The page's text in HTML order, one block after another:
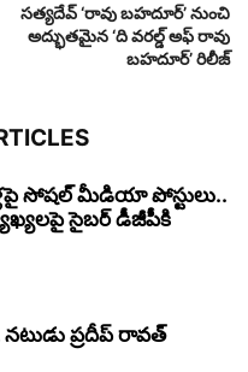
సత్యదేవ్ ‘రావు బహదూర్’ నుంచి
అద్భుతమైన ‘ది వరల్డ్ అఫ్ రావు
బహదూర్’ రిలీజ్
సోషల్ మీడియా పోస్టులు..
సైబర్ డీజీపీకి
ప్రదీప్ రావత్